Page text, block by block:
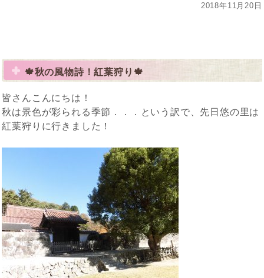
投
2018年11月20日
🍁秋の風物詩！紅葉狩り🍁
皆さんこんにちは！
秋は景色が彩られる季節．．．という訳で、先日悠の里は
紅葉狩りに行きました！